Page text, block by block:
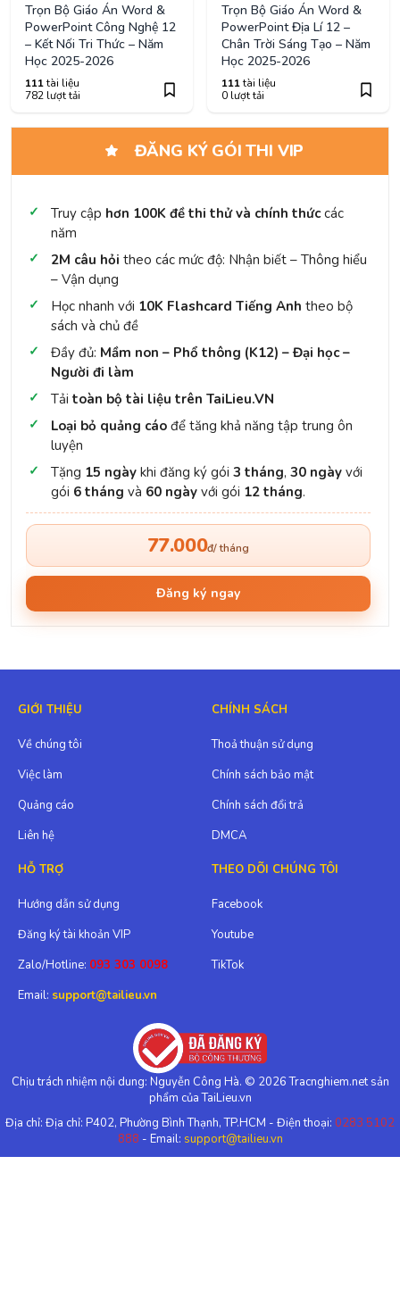
Trọn Bộ Giáo Án Word &
PowerPoint Công Nghệ 12
– Kết Nối Tri Thức – Năm
Học 2025-2026
111tài liệu
782 lượt tải
Trọn Bộ Giáo Án Word &
PowerPoint Địa Lí 12 –
Chân Trời Sáng Tạo – Năm
Học 2025-2026
111tài liệu
0 lượt tải
ĐĂNG KÝ GÓI THI VIP
Truy cập hơn 100K đề thi thử và chính thứccác
năm
2M câu hỏi theo các mức độ: Nhận biết – Thông hiểu
– Vận dụng
Học nhanh với 10K Flashcard Tiếng Anh theo bộ
sách và chủ đề
Đầy đủ: Mầm non – Phổ thông (K12) – Đại học –
Người đi làm
Tải toàn bộ tài liệu trên TaiLieu.VN
Loại bỏ quảng cáo để tăng khả năng tập trung ôn
luyện
Tặng 15 ngày khi đăng ký gói 3 tháng, 30 ngày với
gói 6 tháng và 60 ngày với gói 12 tháng.
77.000đ/ tháng
Đăng ký ngay
GIỚI THIỆU
Về chúng tôi
Việc làm
Quảng cáo
Liên hệ
CHÍNH SÁCH
Thoả thuận sử dụng
Chính sách bảo mật
Chính sách đổi trả
DMCA
HỖ TRỢ
Hướng dẫn sử dụng
Đăng ký tài khoản VIP
Zalo/Hotline: 093 303 0098
Email: support@tailieu.vn
THEO DÕI CHÚNG TÔI
Facebook
Youtube
TikTok
Chịu trách nhiệm nội dung: Nguyễn Công Hà. © 2026 Tracnghiem.net sản
phẩm của TaiLieu.vn
Địa chỉ: Địa chỉ: P402, Phường Bình Thạnh, TP.HCM - Điện thoại: 0283 5102
888 - Email: support@tailieu.vn